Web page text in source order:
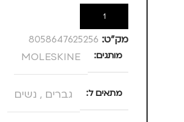
הוספה לסל
מק”ט: 8058647625256
מותגים MOLESKINE
מתאים ל גברים , נשים